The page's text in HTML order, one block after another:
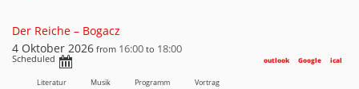
Der Reiche – Bogacz
4 Oktober 2026 from 16:00 to 18:00
Scheduled ical
Google
outlook
Literatur Musik Programm Vortrag